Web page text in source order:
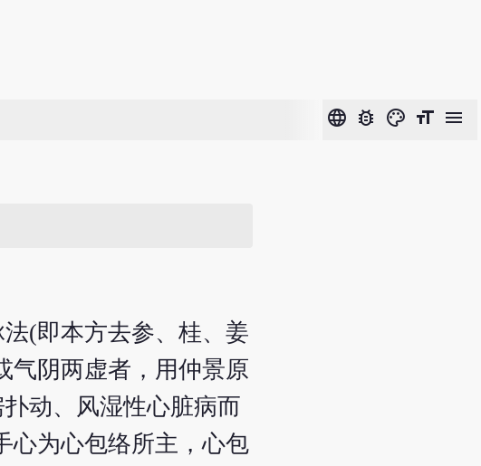
language bug_report color_lens format_size menu
(即本方去参、桂、姜
气阴两虚者，用仲景原
动、风湿性心脏病而
心为心包络所主，心包